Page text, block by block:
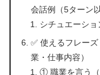
会話例（5ターン以
シチュエーシ
✅ 使えるフレー
業・仕事内容）
① 職業を言う（